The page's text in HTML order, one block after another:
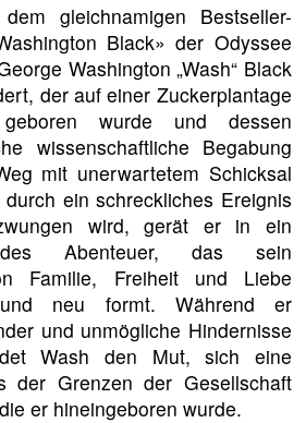
gleichnamigen Bestseller-
Black» der Odyssee
Washington „Wash“ Black
der auf einer Zuckerplantage
wurde und dessen
wissenschaftliche Begabung
mit unerwartetem Schicksal
ein schreckliches Ereignis
wird, gerät er in ein
Abenteuer, das sein
Familie, Freiheit und Liebe
und neu formt. Während er
und unmögliche Hindernisse
Wash den Mut, sich eine
der Grenzen der Gesellschaft
er hineingeboren wurde.